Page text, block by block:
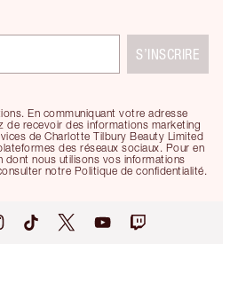
En communiquant votre adresse
de recevoir des informations marketing
de Charlotte Tilbury Beauty Limited
des réseaux sociaux. Pour en
dont nous utilisons vos informations
notre Politique de confidentialité.
S’INSCRIRE